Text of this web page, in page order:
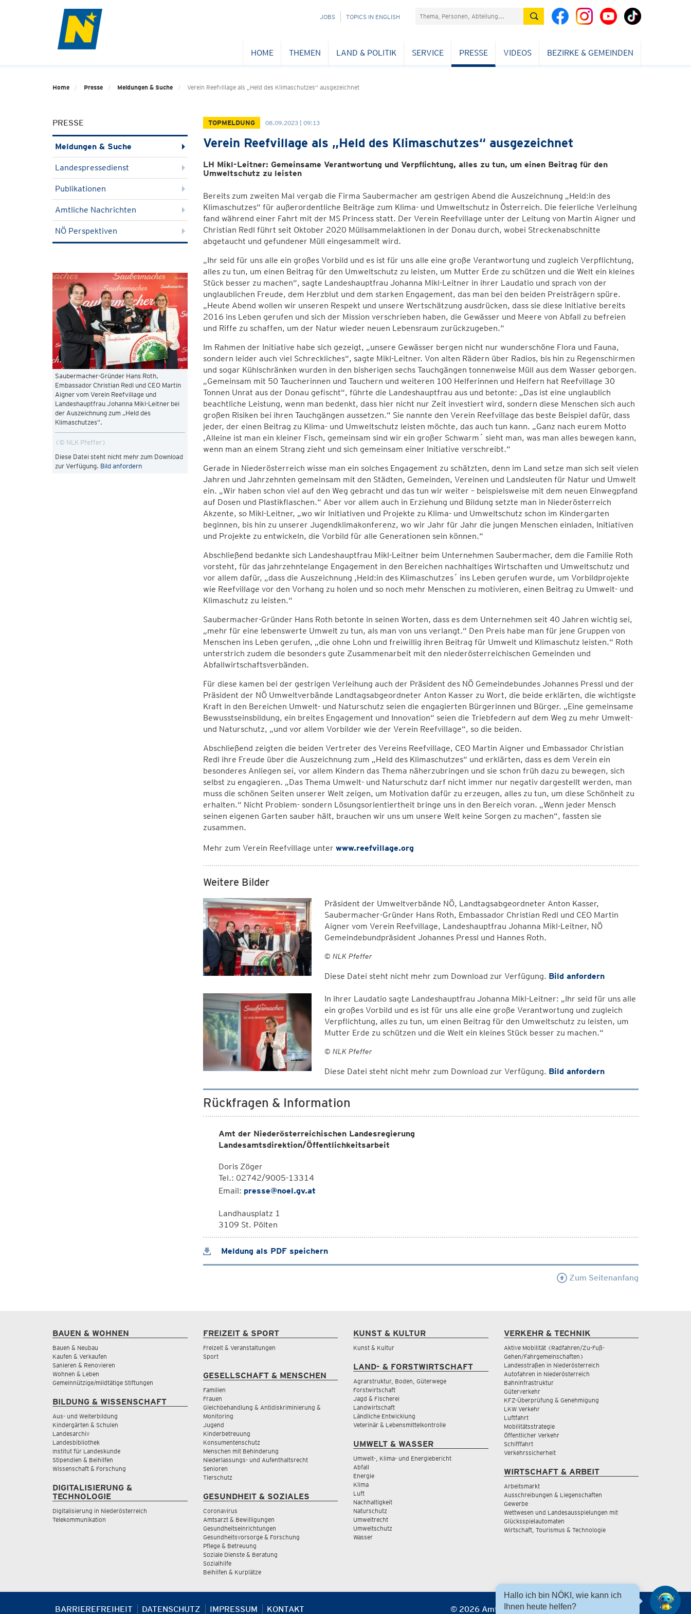
NAVIGATION
JOBS TOPICS IN ENGLISH Suchefeld
HOME THEMEN LAND & POLITIK SERVICE PRESSE VIDEOS BEZIRKE & GEMEINDEN
Home Presse Meldungen & Suche Verein Reefvillage als „Held des Klimaschutzes“ ausgezeichnet
PRESSE
Meldungen & Suche
Landespressedienst
Publikationen
Amtliche Nachrichten
NÖ Perspektiven
Saubermacher-Gründer Hans Roth,
Embassador Christian Redl und CEO Martin
Aigner vom Verein Reefvillage und
Landeshauptfrau Johanna Mikl-Leitner bei
der Auszeichnung zum „Held des
Klimaschutzes“.
© NLK Pfeffer
Diese Datei steht nicht mehr zum Download
zur Verfügung. Bild anfordern
TOPMELDUNG 08.09.2023 | 09:13
Verein Reefvillage als „Held des Klimaschutzes“ ausgezeichnet
LH Mikl-Leitner: Gemeinsame Verantwortung und Verpflichtung, alles zu tun, um einen Beitrag für den
Umweltschutz zu leisten
Bereits zum zweiten Mal vergab die Firma Saubermacher am gestrigen Abend die Auszeichnung „Held:in des
Klimaschutzes“ für außerordentliche Beiträge zum Klima- und Umweltschutz in Österreich. Die feierliche Verleihung
fand während einer Fahrt mit der MS Princess statt. Der Verein Reefvillage unter der Leitung von Martin Aigner und
Christian Redl führt seit Oktober 2020 Müllsammelaktionen in der Donau durch, wobei Streckenabschnitte
abgetaucht und gefundener Müll eingesammelt wird.
„Ihr seid für uns alle ein großes Vorbild und es ist für uns alle eine große Verantwortung und zugleich Verpflichtung,
alles zu tun, um einen Beitrag für den Umweltschutz zu leisten, um Mutter Erde zu schützen und die Welt ein kleines
Stück besser zu machen“, sagte Landeshauptfrau Johanna Mikl-Leitner in ihrer Laudatio und sprach von der
unglaublichen Freude, dem Herzblut und dem starken Engagement, das man bei den beiden Preisträgern spüre.
„Heute Abend wollen wir unseren Respekt und unsere Wertschätzung ausdrücken, dass sie diese Initiative bereits
2016 ins Leben gerufen und sich der Mission verschrieben haben, die Gewässer und Meere von Abfall zu befreien
und Riffe zu schaffen, um der Natur wieder neuen Lebensraum zurückzugeben.“
Im Rahmen der Initiative habe sich gezeigt, „unsere Gewässer bergen nicht nur wunderschöne Flora und Fauna,
sondern leider auch viel Schreckliches“, sagte Mikl-Leitner. Von alten Rädern über Radios, bis hin zu Regenschirmen
und sogar Kühlschränken wurden in den bisherigen sechs Tauchgängen tonnenweise Müll aus dem Wasser geborgen.
„Gemeinsam mit 50 Taucherinnen und Tauchern und weiteren 100 Helferinnen und Helfern hat Reefvillage 30
Tonnen Unrat aus der Donau gefischt“, führte die Landeshauptfrau aus und betonte: „Das ist eine unglaublich
beachtliche Leistung, wenn man bedenkt, dass hier nicht nur Zeit investiert wird, sondern diese Menschen sich auch
großen Risiken bei ihren Tauchgängen aussetzen.“ Sie nannte den Verein Reefvillage das beste Beispiel dafür, dass
jeder, der einen Beitrag zu Klima- und Umweltschutz leisten möchte, das auch tun kann. „Ganz nach eurem Motto
,Alleine ist man ein kleiner Fisch, gemeinsam sind wir ein großer Schwarm´ sieht man, was man alles bewegen kann,
wenn man an einem Strang zieht und sich gemeinsam einer Initiative verschreibt.“
Gerade in Niederösterreich wisse man ein solches Engagement zu schätzten, denn im Land setze man sich seit vielen
Jahren und Jahrzehnten gemeinsam mit den Städten, Gemeinden, Vereinen und Landsleuten für Natur und Umwelt
ein. „Wir haben schon viel auf den Weg gebracht und das tun wir weiter – beispielsweise mit dem neuen Einwegpfand
auf Dosen und Plastikflaschen.“ Aber vor allem auch in Erziehung und Bildung setzte man in Niederösterreich
Akzente, so Mikl-Leitner, „wo wir Initiativen und Projekte zu Klima- und Umweltschutz schon im Kindergarten
beginnen, bis hin zu unserer Jugendklimakonferenz, wo wir Jahr für Jahr die jungen Menschen einladen, Initiativen
und Projekte zu entwickeln, die Vorbild für alle Generationen sein können.“
Abschließend bedankte sich Landeshauptfrau Mikl-Leitner beim Unternehmen Saubermacher, dem die Familie Roth
vorsteht, für das jahrzehntelange Engagement in den Bereichen nachhaltiges Wirtschaften und Umweltschutz und
vor allem dafür, „dass die Auszeichnung ,Held:in des Klimaschutzes´ ins Leben gerufen wurde, um Vorbildprojekte
wie Reefvillage vor den Vorhang zu holen und so noch mehr Menschen zu motivieren, einen Beitrag zu Umwelt- und
Klimaschutz zu leisten.“
Saubermacher-Gründer Hans Roth betonte in seinen Worten, dass es dem Unternehmen seit 40 Jahren wichtig sei,
„mehr für eine lebenswerte Umwelt zu tun, als man von uns verlangt.“ Den Preis habe man für jene Gruppen von
Menschen ins Leben gerufen, „die ohne Lohn und freiwillig ihren Beitrag für Umwelt und Klimaschutz leisten.“ Roth
unterstrich zudem die besonders gute Zusammenarbeit mit den niederösterreichischen Gemeinden und
Abfallwirtschaftsverbänden.
Für diese kamen bei der gestrigen Verleihung auch der Präsident des NÖ Gemeindebundes Johannes Pressl und der
Präsident der NÖ Umweltverbände Landtagsabgeordneter Anton Kasser zu Wort, die beide erklärten, die wichtigste
Kraft in den Bereichen Umwelt- und Naturschutz seien die engagierten Bürgerinnen und Bürger. „Eine gemeinsame
Bewusstseinsbildung, ein breites Engagement und Innovation“ seien die Triebfedern auf dem Weg zu mehr Umwelt-
und Naturschutz, „und vor allem Vorbilder wie der Verein Reefvillage“, so die beiden.
Abschließend zeigten die beiden Vertreter des Vereins Reefvillage, CEO Martin Aigner und Embassador Christian
Redl ihre Freude über die Auszeichnung zum „Held des Klimaschutzes“ und erklärten, dass es dem Verein ein
besonderes Anliegen sei, vor allem Kindern das Thema näherzubringen und sie schon früh dazu zu bewegen, sich
selbst zu engagieren. „Das Thema Umwelt- und Naturschutz darf nicht immer nur negativ dargestellt werden, man
muss die schönen Seiten unserer Welt zeigen, um Motivation dafür zu erzeugen, alles zu tun, um diese Schönheit zu
erhalten.“ Nicht Problem- sondern Lösungsorientiertheit bringe uns in den Bereich voran. „Wenn jeder Mensch
seinen eigenen Garten sauber hält, brauchen wir uns um unsere Welt keine Sorgen zu machen“, fassten sie
zusammen.
Mehr zum Verein Reefvillage unter www.reefvillage.org
Weitere Bilder
Präsident der Umweltverbände NÖ, Landtagsabgeordneter Anton Kasser,
Saubermacher-Gründer Hans Roth, Embassador Christian Redl und CEO Martin
Aigner vom Verein Reefvillage, Landeshauptfrau Johanna Mikl-Leitner, NÖ
Gemeindebundpräsident Johannes Pressl und Hannes Roth.
© NLK Pfeffer
Diese Datei steht nicht mehr zum Download zur Verfügung. Bild anfordern
In ihrer Laudatio sagte Landeshauptfrau Johanna Mikl-Leitner: „Ihr seid für uns alle
ein großes Vorbild und es ist für uns alle eine große Verantwortung und zugleich
Verpflichtung, alles zu tun, um einen Beitrag für den Umweltschutz zu leisten, um
Mutter Erde zu schützen und die Welt ein kleines Stück besser zu machen.“
© NLK Pfeffer
Diese Datei steht nicht mehr zum Download zur Verfügung. Bild anfordern
Rückfragen & Information
Amt der Niederösterreichischen Landesregierung
Landesamtsdirektion/Öffentlichkeitsarbeit
Doris Zöger
Tel.: 02742/9005-13314
Email: presse@noel.gv.at
Landhausplatz 1
3109 St. Pölten
Meldung als PDF speichern
Zum Seitenanfang
BAUEN & WOHNEN
Bauen & Neubau
Kaufen & Verkaufen
Sanieren & Renovieren
Wohnen & Leben
Gemeinnützige/mildtätige Stiftungen
BILDUNG & WISSENSCHAFT
Aus- und Weiterbildung
Kindergärten & Schulen
Landesarchiv
Landesbibliothek
Institut für Landeskunde
Stipendien & Beihilfen
Wissenschaft & Forschung
DIGITALISIERUNG &
TECHNOLOGIE
Digitalisierung in Niederösterreich
Telekommunikation
FREIZEIT & SPORT
Freizeit & Veranstaltungen
Sport
GESELLSCHAFT & MENSCHEN
Familien
Frauen
Gleichbehandlung & Antidiskriminierung &
Monitoring
Jugend
Kinderbetreuung
Konsumentenschutz
Menschen mit Behinderung
Niederlassungs- und Aufenthaltsrecht
Senioren
Tierschutz
GESUNDHEIT & SOZIALES
Coronavirus
Amtsarzt & Bewilligungen
Gesundheitseinrichtungen
Gesundheitsvorsorge & Forschung
Pflege & Betreuung
Soziale Dienste & Beratung
Sozialhilfe
Beihilfen & Kurplätze
KUNST & KULTUR
Kunst & Kultur
LAND- & FORSTWIRTSCHAFT
Agrarstruktur, Boden, Güterwege
Forstwirtschaft
Jagd & Fischerei
Landwirtschaft
Ländliche Entwicklung
Veterinär & Lebensmittelkontrolle
UMWELT & WASSER
Umwelt-, Klima- und Energiebericht
Abfall
Energie
Klima
Luft
Nachhaltigkeit
Naturschutz
Umweltrecht
Umweltschutz
Wasser
VERKEHR & TECHNIK
Aktive Mobilität (Radfahren/Zu-Fuß-
Gehen/Fahrgemeinschaften)
Landesstraßen in Niederösterreich
Autofahren in Niederösterreich
Bahninfrastruktur
Güterverkehr
KFZ-Überprüfung & Genehmigung
LKW Verkehr
Luftfahrt
Mobilitätsstrategie
Öffentlicher Verkehr
Schifffahrt
Verkehrssicherheit
WIRTSCHAFT & ARBEIT
Arbeitsmarkt
Ausschreibungen & Liegenschaften
Gewerbe
Wettwesen und Landesausspielungen mit
Glücksspielautomaten
Wirtschaft, Tourismus & Technologie
BARRIEREFREIHEIT DATENSCHUTZ IMPRESSUM KONTAKT © 2026 Amt der NÖ Landesregierung
Hallo ich bin NÖKI, wie kann ich
Ihnen heute helfen?